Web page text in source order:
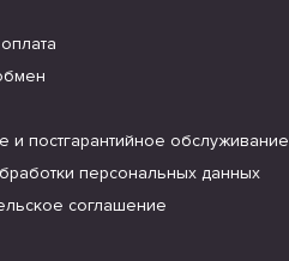
и постгарантийное обслуживание
персональных данных
соглашение